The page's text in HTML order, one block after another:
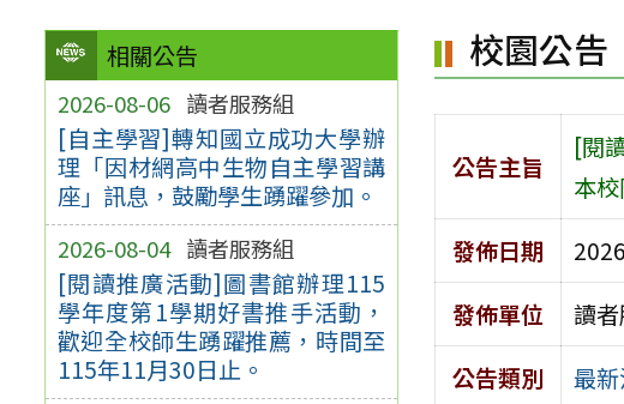
相關公告
2026-08-06 讀者服務組
[自主學習]轉知國立成功大學辦
理「因材網高中生物自主學習講
座」訊息，鼓勵學生踴躍參加。
2026-08-04 讀者服務組
[閱讀推廣活動]圖書館辦理115
學年度第1學期好書推手活動，
歡迎全校師生踴躍推薦，時間至
115年11月30日止。
校園公告
公告主旨
[閱
本
發佈日期
發佈單位
讀
公告類別
最